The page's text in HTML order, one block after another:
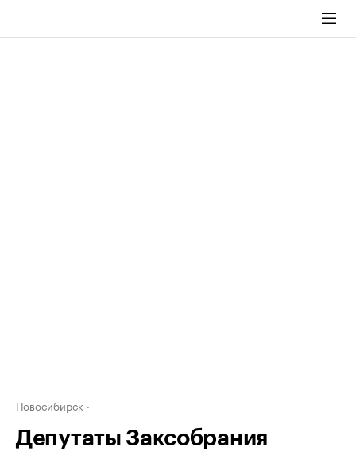
Новосибирск
Депутаты Заксобрания